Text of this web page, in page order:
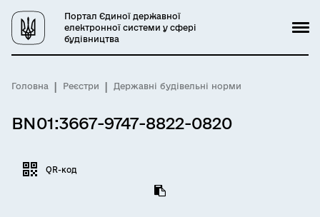
Портал Єдиної державної
електронної системи у сфері
будівництва
Головна Реєстри Державні будівельні норми
BN01:3667-9747-8822-0820
QR-код